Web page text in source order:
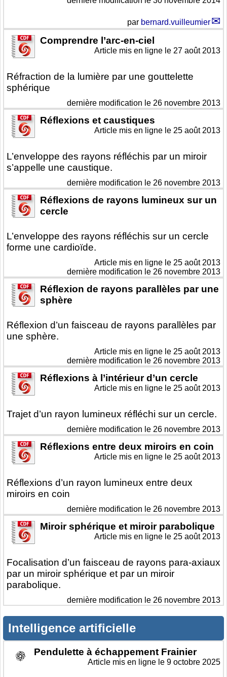
par bernard.vuilleumier
Comprendre l’arc-en-ciel
Réfraction de la lumière par une gouttelette
sphérique
Article mis en ligne le 27 août 2013
dernière modification le 26 novembre 2013
Réflexions et caustiques
L’enveloppe des rayons réfléchis par un miroir
s’appelle une caustique.
Article mis en ligne le 25 août 2013
dernière modification le 26 novembre 2013
Réflexions de rayons lumineux sur un
cercle
L’enveloppe des rayons réfléchis sur un cercle
forme une cardioïde.
Article mis en ligne le 25 août 2013
dernière modification le 26 novembre 2013
Réflexion de rayons parallèles par une
sphère
Réflexion d’un faisceau de rayons parallèles par
une sphère.
Article mis en ligne le 25 août 2013
dernière modification le 26 novembre 2013
Réflexions à l’intérieur d’un cercle
Trajet d’un rayon lumineux réfléchi sur un cercle.
Article mis en ligne le 25 août 2013
dernière modification le 26 novembre 2013
Réflexions entre deux miroirs en coin
Réflexions d’un rayon lumineux entre deux
miroirs en coin
Article mis en ligne le 25 août 2013
dernière modification le 26 novembre 2013
Miroir sphérique et miroir parabolique
Focalisation d’un faisceau de rayons para-axiaux
par un miroir sphérique et par un miroir
parabolique.
Article mis en ligne le 25 août 2013
dernière modification le 26 novembre 2013
Intelligence artificielle
Pendulette à échappement Frainier
Article mis en ligne le 9 octobre 2025